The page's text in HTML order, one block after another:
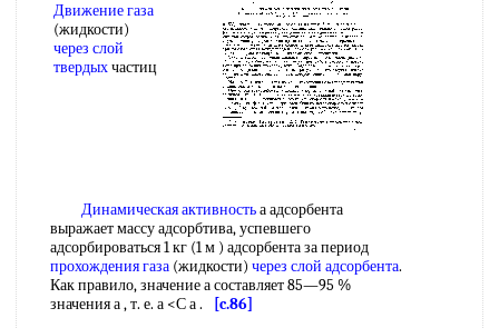
Движение газа
(жидкости)
через слой
твердыхчастиц
Динамическая активностьа адсорбента
выражает массу адсорбтива, успевшего
адсорбироваться 1 кг (1 м ) адсорбента за период
прохождения газа (жидкости) через слой адсорбента.
Как правило, значение а составляет 85—95 %
значения а , т. е. а <С а .
[c.86]